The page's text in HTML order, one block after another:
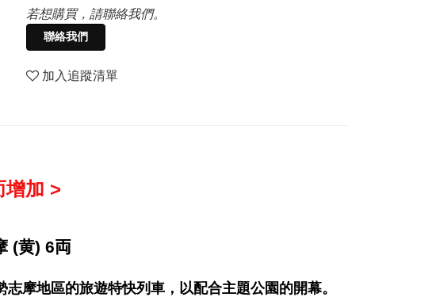
若想購買，請聯絡我們。
聯絡我們
加入追蹤清單
增加 >
(黄) 6両
摩地區的旅遊特快列車，以配合主題公園的開幕。